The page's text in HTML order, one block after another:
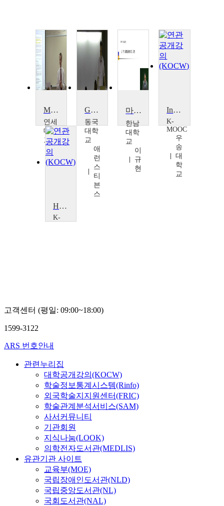
Marketing
연세
대학
교
와
츠
Global Marketing
동국
대학
교
애
런
스
티
븐
스
마케팅관리(Marketing Management)
한남
대학
교
이
규
현
Internet Marketing
K-
MOOC
우
송
대
학
교
Hospitality Marketing
K-
고객센터 (평일: 09:00~18:00)
1599-3122
ARS 번호안내
관련누리집
대학공개강의(KOCW)
학술정보통계시스템(Rinfo)
외국학술지지원센터(FRIC)
학술관계분석서비스(SAM)
사서커뮤니티
기관회원
지식나눔(LOOK)
의학전자도서관(MEDLIS)
유관기관 사이트
교육부(MOE)
국립장애인도서관(NLD)
국립중앙도서관(NL)
국회도서관(NAL)